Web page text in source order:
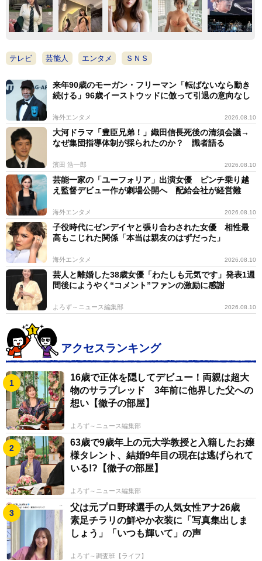
テレビ 芸能人 エンタメ ＳＮＳ
来年90歳のモーガン・フリーマン「転ばないなら動き
続ける」96歳イーストウッドに倣って引退の意向なし
海外エンタメ 2026.08.10
大河ドラマ「豊臣兄弟！」織田信長死後の清須会議→
なぜ集団指導体制が採られたのか？ 識者語る
濱田 浩一郎 2026.08.10
芸能一家の「ユーフォリア」出演女優 ピンチ乗り越
え監督デビュー作が劇場公開へ 配給会社が経営難
海外エンタメ 2026.08.10
子役時代にゼンデイヤと張り合わされた女優 相性最
高もこじれた関係「本当は親友のはずだった」
海外エンタメ 2026.08.10
芸人と離婚した38歳女優「わたしも元気です」発表1週
間後にようやく“コメント”ファンの激励に感謝
よろず～ニュース編集部 2026.08.10
アクセスランキング
16歳で正体を隠してデビュー！両親は超大
物のサラブレッド 3年前に他界した父への
想い【徹子の部屋】
よろず～ニュース編集部
63歳で9歳年上の元大学教授と入籍したお嬢
様タレント、結婚9年目の現在は逃げられて
いる!?【徹子の部屋】
よろず～ニュース編集部
父は元プロ野球選手の人気女性アナ26歳
素足チラリの鮮やか衣装に「写真集出しま
しょう」「いつも輝いて」の声
よろず～調査班【ライフ】